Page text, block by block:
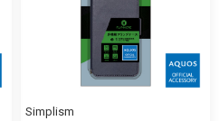
Simplism